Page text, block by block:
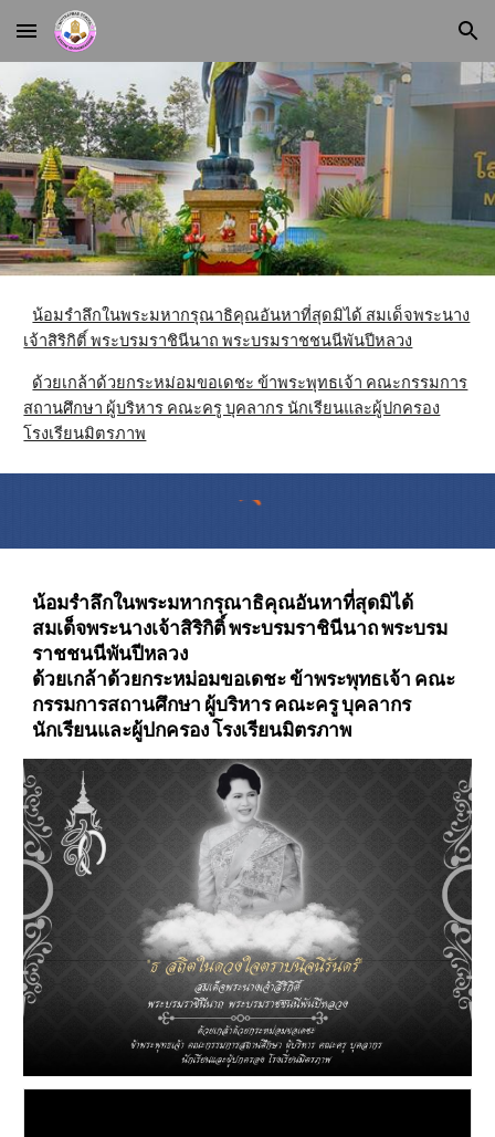
Skip to main content Skip to navigation
น้อมรำลึกในพระมหากรุณาธิคุณอันหาที่สุดมิได้ สมเด็จพระนาง
เจ้าสิริกิติ์ พระบรมราชินีนาถ พระบรมราชชนนีพันปีหลวง
ด้วยเกล้าด้วยกระหม่อมขอเดชะ ข้าพระพุทธเจ้า คณะกรรมการ
สถานศึกษา ผู้บริหาร คณะครู บุคลากร นักเรียนและผู้ปกครอง
โรงเรียนมิตรภาพ
น้อมรำลึกในพระมหากรุณาธิคุณอันหาที่สุดมิได้
สมเด็จพระนางเจ้าสิริกิติ์ พระบรมราชินีนาถ พระบรม
ราชชนนีพันปีหลวง
ด้วยเกล้าด้วยกระหม่อมขอเดชะ ข้าพระพุทธเจ้า คณะ
กรรมการสถานศึกษา ผู้บริหาร คณะครู บุคลากร
นักเรียนและผู้ปกครอง โรงเรียนมิตรภาพ